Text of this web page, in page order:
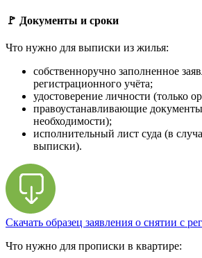
🚩 Документы и сроки
Что нужно для выписки из жилья:
собственноручно заполненное
регистрационного учёта;
удостоверение личности (только
правоустанавливающие
необходимости);
исполнительный лист суда (в
выписки).
Скачать образец заявления о снятии с
Что нужно для прописки в квартире: